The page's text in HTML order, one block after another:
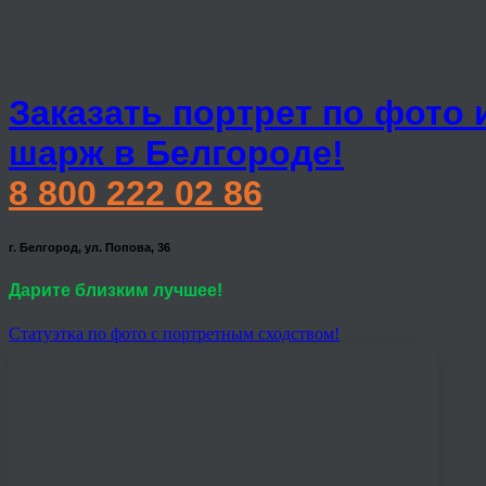
Заказать портрет по фото
шарж в Белгороде!
8 800 222 02 86
г. Белгород, ул. Попова, 36
Дарите близким лучшее!
Статуэтка по фото с портретным сходством!